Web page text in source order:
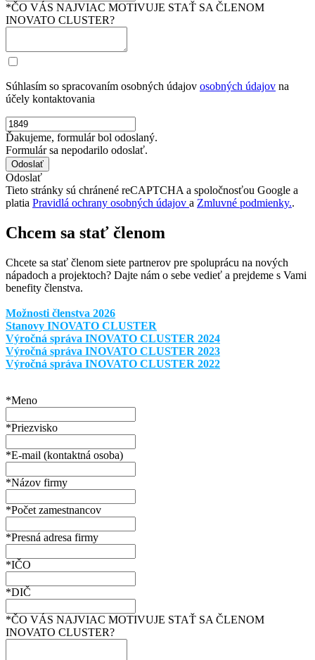
*ČO VÁS NAJVIAC MOTIVUJE STAŤ SA ČLENOM
INOVATO CLUSTER?
Súhlasím so spracovaním osobných údajov osobných údajov na
účely kontaktovania
Ďakujeme, formulár bol odoslaný.
Formulár sa nepodarilo odoslať.
Odoslať
Tieto stránky sú chránené reCAPTCHA a spoločnosťou Google a
platia Pravidlá ochrany osobných údajov a Zmluvné podmienky..
Chcem sa stať členom
Chcete sa stať členom siete partnerov pre spoluprácu na nových
nápadoch a projektoch? Dajte nám o sebe vedieť a prejdeme s Vami
benefity členstva.
Možnosti členstva 2026
Stanovy INOVATO CLUSTER
Výročná správa INOVATO CLUSTER 2024
Výročná správa INOVATO CLUSTER 2023
Výročná správa INOVATO CLUSTER 2022
*Meno
*Priezvisko
*E-mail (kontaktná osoba)
*Názov firmy
*Počet zamestnancov
*Presná adresa firmy
*IČO
*DIČ
*ČO VÁS NAJVIAC MOTIVUJE STAŤ SA ČLENOM
INOVATO CLUSTER?